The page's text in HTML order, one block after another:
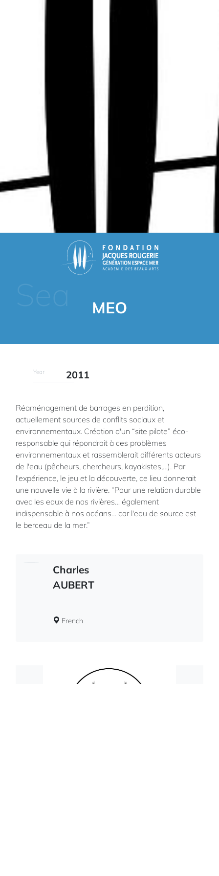
MEO
Year 2011
Réaménagement de barrages en perdition,
actuellement sources de conflits sociaux et
environnementaux. Création d'un “site pilote” éco-
responsable qui répondrait à ces problèmes
environnementaux et rassemblerait différents acteurs
de l'eau (pêcheurs, chercheurs, kayakistes,…). Par
l'expérience, le jeu et la découverte, ce lieu donnerait
une nouvelle vie à la rivière. “Pour une relation durable
avec les eaux de nos rivières… également
indispensable à nos océans… car l'eau de source est
le berceau de la mer.”
Charles
AUBERT
French